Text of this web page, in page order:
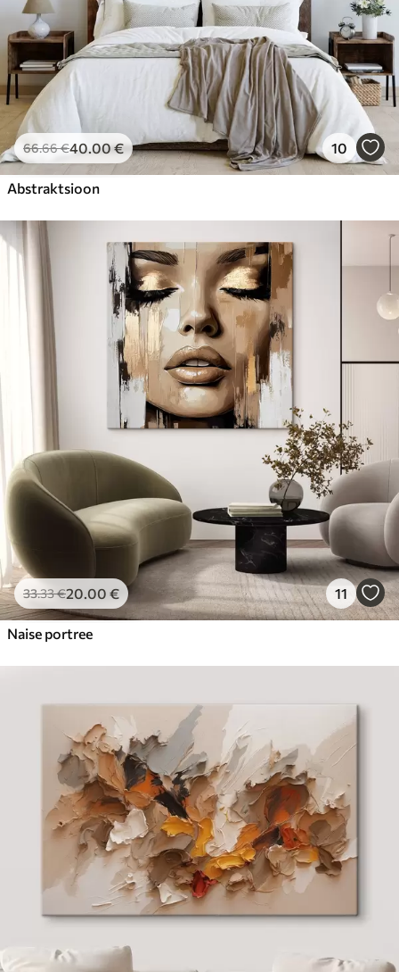
66.66€40.00€ 10
Abstraktsioon
33.33€20.00 € 11
Naise portree